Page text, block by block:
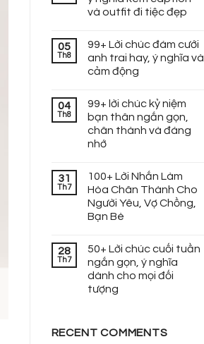
và outfit đi tiệc đẹp
05
Th8
99+ Lời chúc đám cưới
anh trai hay, ý nghĩa và
cảm động
04
Th8
99+ lời chúc kỷ niệm
bạn thân ngắn gọn,
chân thành và đáng
nhớ
31
Th7
100+ Lời Nhắn Làm
Hòa Chân Thành Cho
Người Yêu, Vợ Chồng,
Bạn Bè
28
Th7
50+ Lời chúc cuối tuần
ngắn gọn, ý nghĩa
dành cho mọi đối
tượng
RECENT COMMENTS